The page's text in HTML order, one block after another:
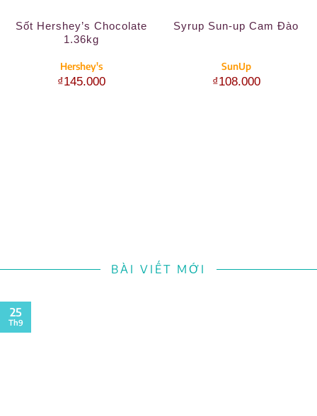
Sốt Hershey’s Chocolate
1.36kg
Hershey's
₫145.000
Syrup Sun-up Cam Đào
SunUp
₫108.000
BÀI VIẾT MỚI
25
Th9